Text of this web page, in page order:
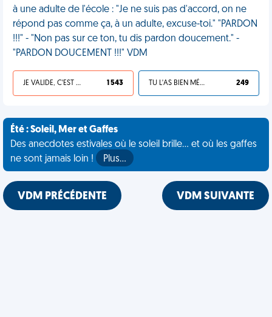
à une adulte de l'école : "Je ne suis pas d'accord, on ne
répond pas comme ça, à un adulte, excuse-toi." "PARDON
!!!" - "Non pas sur ce ton, tu dis pardon doucement." -
"PARDON DOUCEMENT !!!" VDM
JE VALIDE, C'EST UNE VDM 1 543 TU L'AS BIEN MÉRITÉ 249
Été : Soleil, Mer et Gaffes
Des anecdotes estivales où le soleil brille... et où les gaffes
ne sont jamais loin !
Plus…
VDM PRÉCÉDENTE VDM SUIVANTE